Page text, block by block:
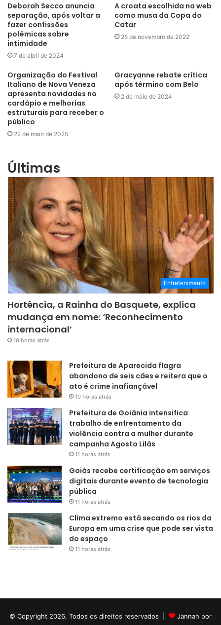
Deborah Secco anuncia
separação, após voltar a
fazer confissões
polêmicas sobre
intimidade
7 de abril de 2024
A croata escolhida na web
como musa da Copa do
Catar
25 de novembro de 2022
Organização do Festival
Italiano de Nova Veneza
apresenta novidades no
cardápio e melhorias
estruturais para receber o
público
22 de maio de 2025
Gracyanne rebate crítica
após término com Belo
2 de maio de 2024
Últimas
Entretenimento
Hortência, a Rainha do Basquete, explica
mudança em nome: ‘Reconhecimento
internacional’
10 horas atrás
Prefeitura de Aparecida flagra
abandono de seis cães e reitera que o
ato é crime inafiançável
10 horas atrás
Prefeitura de Goiânia intensifica
trabalho de enfrentamento da
violência contra a mulher durante
campanha Agosto Lilás
11 horas atrás
Goiás recebe certificação em serviços
digitais durante evento de tecnologia
pública
11 horas atrás
Clima extremo está secando os rios da
Europa em uma crise que pode ser vista
do espaço
11 horas atrás
© Copyright 2026, Todos os direitos reservados | Jannah por